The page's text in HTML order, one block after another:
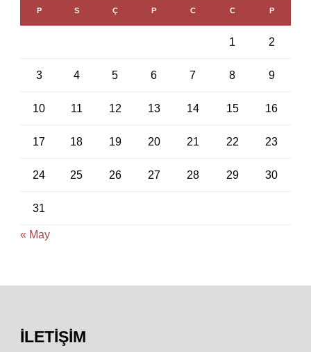
P S Ç P C C P
1 2
3 4 5 6 7 8 9
10 11 12 13 14 15 16
17 18 19 20 21 22 23
24 25 26 27 28 29 30
31
« May
İLETIŞIM